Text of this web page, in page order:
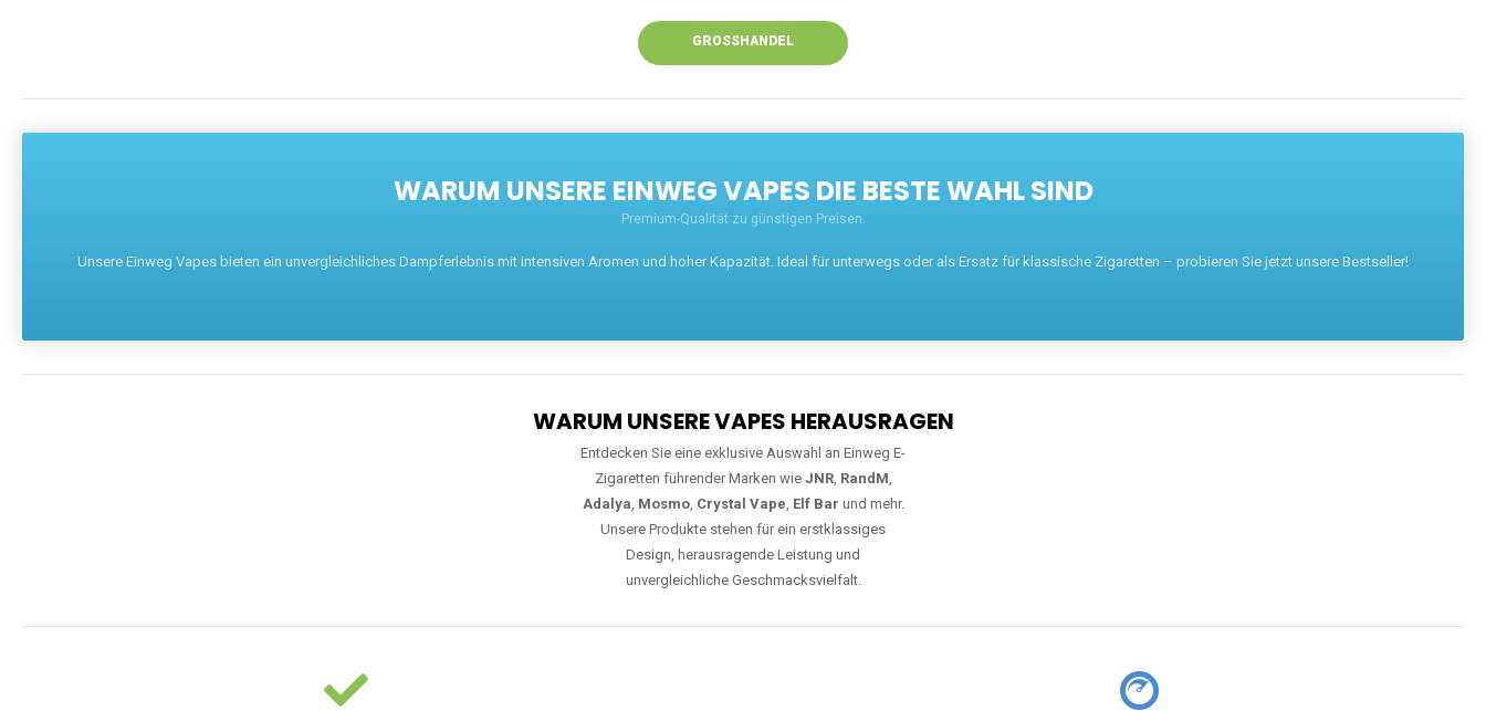
GROSSHANDEL
WARUM UNSERE EINWEG VAPES DIE BESTE WAHL SIND
Premium-Qualität zu günstigen Preisen.
Unsere Einweg Vapes bieten ein unvergleichliches Dampferlebnis mit intensiven Aromen und hoher Kapazität. Ideal für unterwegs oder als Ersatz für klassische Zigaretten – probieren Sie jetzt unsere Bestseller!
WARUM UNSERE VAPES HERAUSRAGEN
Entdecken Sie eine exklusive Auswahl an Einweg E-
Zigaretten führender Marken wie JNR, RandM,
Adalya, Mosmo, Crystal Vape, Elf Bar und mehr.
Unsere Produkte stehen für ein erstklassiges
Design, herausragende Leistung und
unvergleichliche Geschmacksvielfalt.